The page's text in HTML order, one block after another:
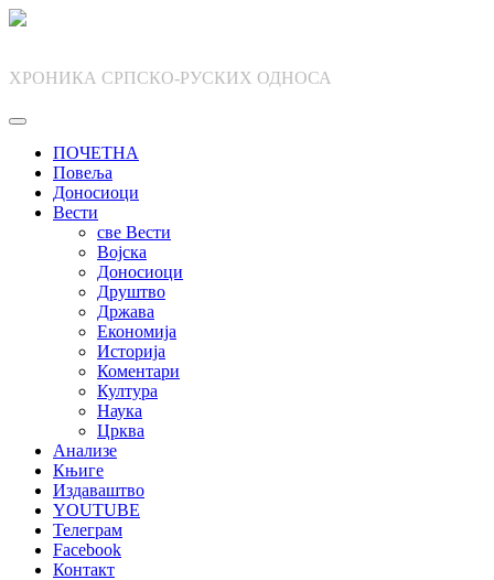
Skip
ХРОНИКА СРПСКО-РУСКИХ ОДНОСА
ПОЧЕТНА
Повеља
Доносиоци
Вести
све Вести
Војска
Доносиоци
Друштво
Држава
Економија
Историја
Коментари
Култура
Наука
Црква
Анализе
Књиге
Издаваштво
YOUTUBE
Телеграм
Facebook
Контакт